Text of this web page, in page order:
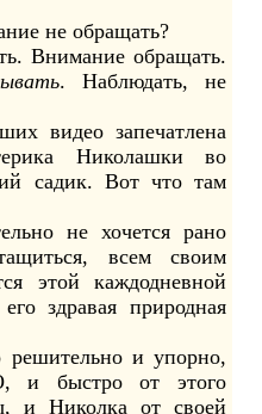
не обращать?
Внимание обращать.
. Наблюдать, не
запечатлена
Николашки во
садик. Вот что там
не хочется рано
всем своим
этой каждодневной
здравая природная
и упорно,
и быстро от этого
и Николка от своей